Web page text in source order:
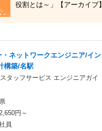
役割とは～」【アーカイブ】
・ネットワークエンジニア/イン
構築/名駅
タッフサービス エンジニアガイ
円～
員